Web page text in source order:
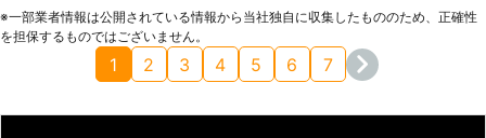
ペシャリストです。安心してお任せく
そのため、ハチのことで何かありまし
「庭先でハチの巣を見つけた」「家の
周りにハチが飛んでいる」といったハ
※⼀部業者情報は公開されている情報から当社独⾃に収集したもののため、正確性
を担保するものではございません。
1 2 3 4 5 6 7